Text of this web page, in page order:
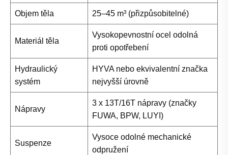
Objem těla 25–45 m³ (přizpůsobitelné)
Materiál těla
Vysokopevnostní ocel odolná
proti opotřebení
Hydraulický
systém
HYVA nebo ekvivalentní značka
nejvyšší úrovně
Nápravy
3 x 13T/16T nápravy (značky
FUWA, BPW, LUYI)
Suspenze
Vysoce odolné mechanické
odpružení